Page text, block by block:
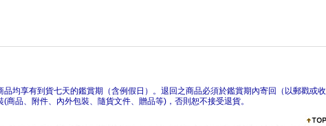
均享有到貨七天的鑑賞期（含例假日）。退回之商品必須於鑑賞期內寄回（以郵戳或收
品、附件、內外包裝、隨貨文件、贈品等)，否則恕不接受退貨。